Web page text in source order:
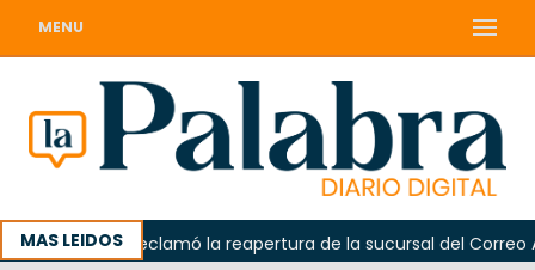
MENU
MAS LEIDOS
Odarda reclamó la reapertura de la sucursal del Correo